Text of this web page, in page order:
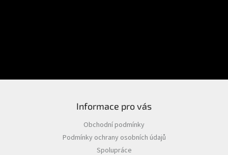
Informace pro vás
Obchodní podmínky
Podmínky ochrany osobních údajů
Spolupráce